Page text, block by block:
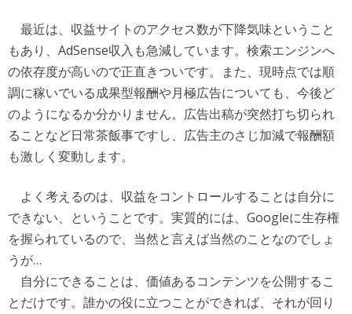
最近は、収益サイトのアクセス数が下降気味ということ
もあり、AdSense収入も急減しています。検索エンジンへ
の依存度が高いので正直きついです。また、現時点では順
調に稼いでいる成果型報酬や月極広告についても、今後ど
のようになるか分かりません。広告出稿が突然打ち切られ
ることなど日常茶飯事ですし、広告主のさじ加減で報酬額
も激しく変動します。
よく考えるのは、収益をコントロールすることは自分に
できない、ということです。実質的には、Googleに生存権
を握られているので、当然と言えば当然のことなのでしょ
うが…
自分にできることは、価値あるコンテンツを公開するこ
とだけです。誰かの役に立つことができれば、それが回り